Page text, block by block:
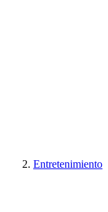
Entretenimiento